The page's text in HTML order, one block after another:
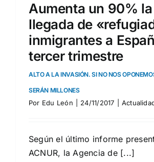
Aumenta un 90% la
llegada de
inmigrantes a
tercer trimestre
ALTO A LA INVASIÓN. SI NO NOS
SERÁN MILLONES
Por Edu León 24/11/2017
Según el último informe
ACNUR, la Agencia de [...]